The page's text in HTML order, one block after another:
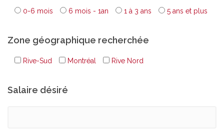
0-6 mois 6 mois - 1an 1 à 3 ans 5 ans et plus
Zone géographique recherchée
Rive-Sud Montréal Rive Nord
Salaire désiré